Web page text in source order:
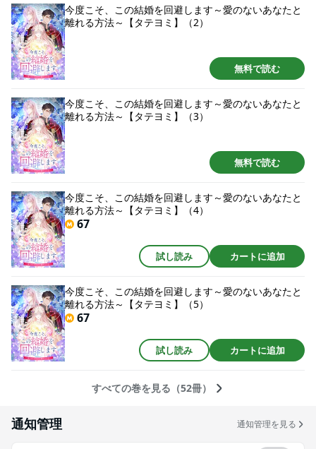
今度こそ、この結婚を回避します～愛のないあなたと
離れる方法～【タテヨミ】（2）
無料で読む
今度こそ、この結婚を回避します～愛のないあなたと
離れる方法～【タテヨミ】（3）
無料で読む
今度こそ、この結婚を回避します～愛のないあなたと
離れる方法～【タテヨミ】（4）
67
試し読み カートに追加
今度こそ、この結婚を回避します～愛のないあなたと
離れる方法～【タテヨミ】（5）
67
試し読み カートに追加
すべての巻を見る（52冊）
通知管理 通知管理を見る